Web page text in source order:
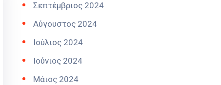
Σεπτέμβριος 2024
Αύγουστος 2024
Ιούλιος 2024
Ιούνιος 2024
Μάιος 2024